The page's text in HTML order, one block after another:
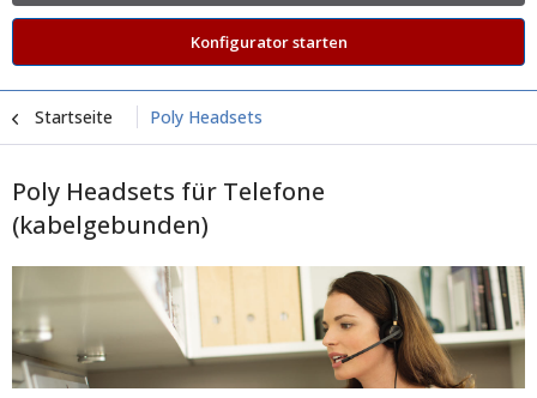
Konfigurator starten
Startseite Poly Headsets
Poly Headsets für Telefone
(kabelgebunden)